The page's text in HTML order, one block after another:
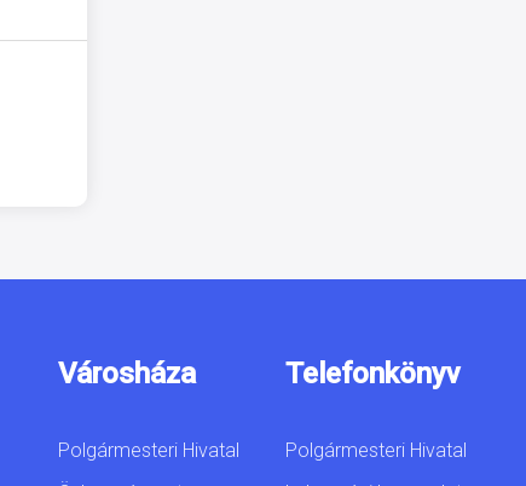
Városháza
Polgármesteri Hivatal
Telefonkönyv
Polgármesteri Hivatal